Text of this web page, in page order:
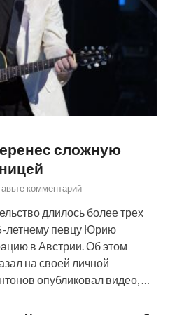
сложную
комментарий
длилось более трех
летнему певцу Юрию
в Австрии. Об этом
на своей личной
опубликовал видео, …